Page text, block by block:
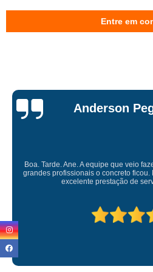
malha pop para concreto São Domingos
onde comprar malha pop para calçada
malhas pop gerdau 15x15 José Bonifácio
onde comprar malha pop 20x20 Jardim
malha pop de aço preço Vila Esperança
malha pop 15x15 Cidade Patriarca
malha pop 10x10 preço Jaguaré
Entre em
Miriam Ruti
Gostaria de expressar minha sincera
prestado. É gratificante contar com
competente.